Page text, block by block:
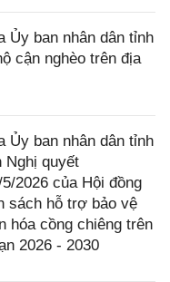
Ủy ban nhân dân tỉnh
cận nghèo trên địa
Ủy ban nhân dân tỉnh
Nghị quyết
2026 của Hội đồng
sách hỗ trợ bảo vệ
hóa cồng chiêng trên
2026 - 2030